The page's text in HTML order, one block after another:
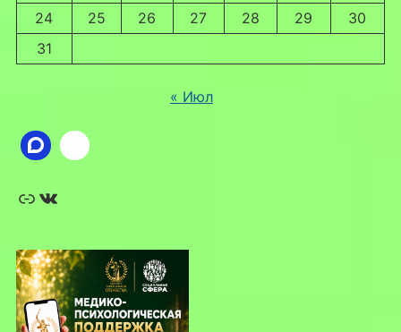
24
25 26 27 28 29
30
31
« Июл
Ссылка